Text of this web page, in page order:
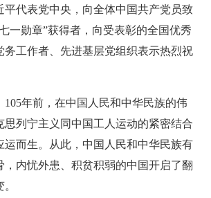
平代表党中央，向全体中国共产党员致
一勋章”获得者，向受表彰的全国优秀
务工作者、先进基层党组织表示热烈祝
105年前，在中国人民和中华民族的伟
思列宁主义同中国工人运动的紧密结合
运而生。从此，中国人民和中华民族有
，内忧外患、积贫积弱的中国开启了翻